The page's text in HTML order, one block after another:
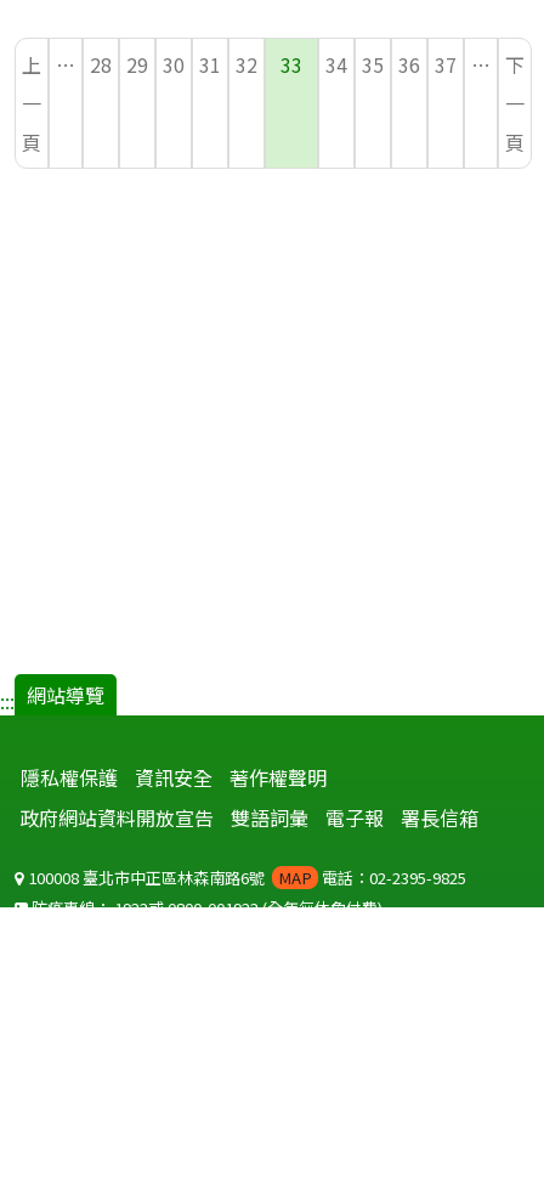
上
一
頁
… 28 29 30 31 32 33 34 35 36 37 … 下
一
頁
::: 網站導覽
隱私權保護 資訊安全 著作權聲明
政府網站資料開放宣告
雙語詞彙 電子報 署長信箱
100008 臺北市中正區林森南路6號 MAP 電話：02-2395-9825
防疫專線：1922或0800-001922(全年無休免付費)